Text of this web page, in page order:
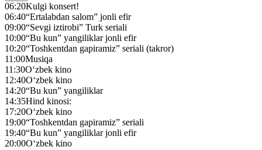
06:20Kulgi konsert!
06:40“Ertalabdan salom” jonli efir
09:00“Sevgi iztirobi” Turk seriali
10:00“Bu kun” yangiliklar jonli efir
10:20“Toshkentdan gapiramiz” seriali (takror)
11:00Musiqa
11:30O‘zbek kino
12:40O‘zbek kino
14:20“Bu kun” yangiliklar
14:35Hind kinosi:
17:20O‘zbek kino
19:00“Toshkentdan gapiramiz” seriali
19:40“Bu kun” yangiliklar jonli efir
20:00O‘zbek kino